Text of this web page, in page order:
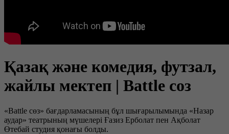
Қазақ және комедия, футзал,
жайлы мектеп | Battle соз
«Battle сөз» бағдарламасының бұл шығарылымында «Назар
аудар» театрының мүшелері Ғазиз Ерболат пен Ақболат
Өтебай студия қонағы болды.